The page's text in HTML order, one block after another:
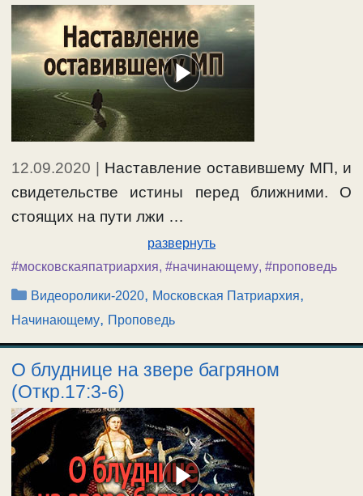
12.09.2020
Наставление оставившему МП, и
свидетельстве истины перед ближними. О
стоящих на пути лжи …
развернуть
#московскаяпатриархия, #начинающему, #проповедь
Рубрики
Видеоролики-2020, Московская Патриархия,
Начинающему, Проповедь
О блуднице на звере багряном
(Откр.17:3-6)